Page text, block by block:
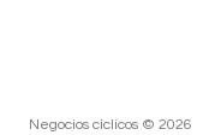
Negocios cíclicos © 2026